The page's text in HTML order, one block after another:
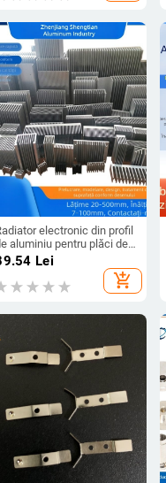
electronic din profil
aluminiu pentru plăci de
și controlere în stare
Lei
add_shopping_cart